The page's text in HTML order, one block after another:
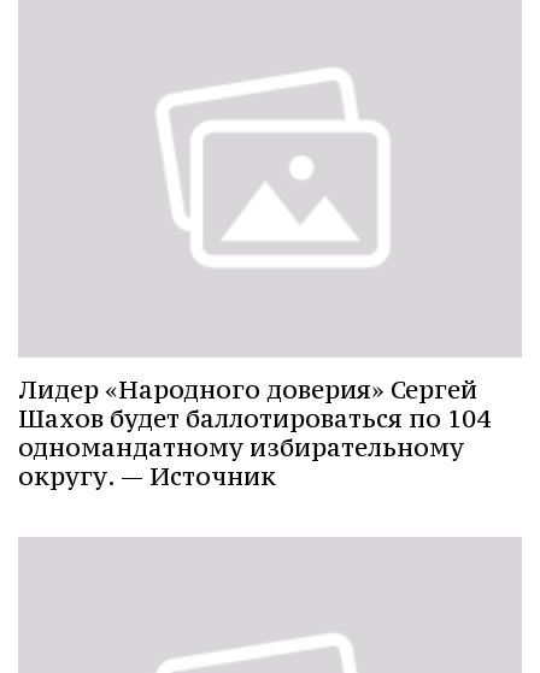
Лидер «Народного доверия» Сергей
Шахов будет баллотироваться по 104
одномандатному избирательному
округу. — Источник